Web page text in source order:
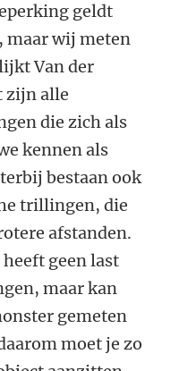
geldt
maar wij meten
Van der
zijn alle
die zich als
kennen als
bestaan ook
trillingen, die
afstanden.
geen last
maar kan
gemeten
moet je zo